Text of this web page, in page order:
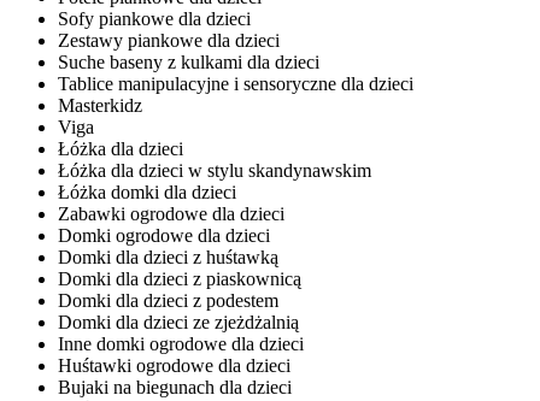
Sofy piankowe dla dzieci
Zestawy piankowe dla dzieci
Suche baseny z kulkami dla dzieci
Tablice manipulacyjne i sensoryczne dla dzieci
Masterkidz
Viga
Łóżka dla dzieci
Łóżka dla dzieci w stylu skandynawskim
Łóżka domki dla dzieci
Zabawki ogrodowe dla dzieci
Domki ogrodowe dla dzieci
Domki dla dzieci z huśtawką
Domki dla dzieci z piaskownicą
Domki dla dzieci z podestem
Domki dla dzieci ze zjeżdżalnią
Inne domki ogrodowe dla dzieci
Huśtawki ogrodowe dla dzieci
Bujaki na biegunach dla dzieci